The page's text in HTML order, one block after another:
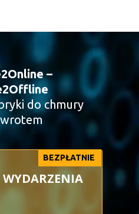
–
do chmury
BEZPŁATNIE